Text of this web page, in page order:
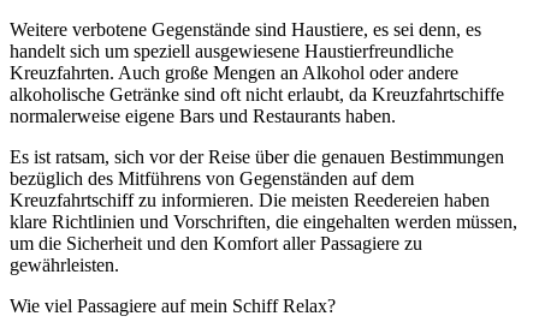
Weitere verbotene Gegenstände sind Haustiere, es sei denn, es
handelt sich um speziell ausgewiesene Haustierfreundliche
Kreuzfahrten. Auch große Mengen an Alkohol oder andere
alkoholische Getränke sind oft nicht erlaubt, da Kreuzfahrtschiffe
normalerweise eigene Bars und Restaurants haben.
Es ist ratsam, sich vor der Reise über die genauen Bestimmungen
bezüglich des Mitführens von Gegenständen auf dem
Kreuzfahrtschiff zu informieren. Die meisten Reedereien haben
klare Richtlinien und Vorschriften, die eingehalten werden müssen,
um die Sicherheit und den Komfort aller Passagiere zu
gewährleisten.
Wie viel Passagiere auf mein Schiff Relax?